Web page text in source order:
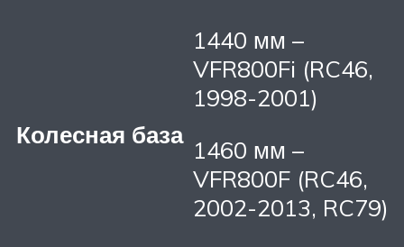
Колесная база
1440 мм –
VFR800Fi (RC46,
1998-2001)
1460 мм –
VFR800F (RC46,
2002-2013, RC79)